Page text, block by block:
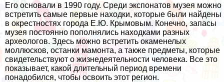
Его основали в 1990 году. Среди экспонатов музея можно
встретить самые первые находки, которые были найдены
в окрестностях города Е.Ю. Крымовым. Конечно, запасы
музея постоянно пополнялись находками разных
археологов. Здесь можно встретить окаменелых
моллюсков, останки мамонта, а также предметы, которые
свидетельствуют о жизнедеятельности человека. Все это
показывает, какой длительный период времени
понадобился, чтобы освоить этот регион.